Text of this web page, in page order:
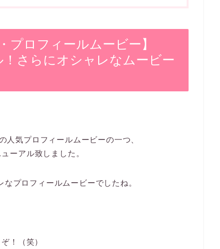
ロフィールムービー】
さらにオシャレなムービー
気プロフィールムービーの一つ、
ーアル致しました。
プロフィールムービーでしたね。
！（笑）